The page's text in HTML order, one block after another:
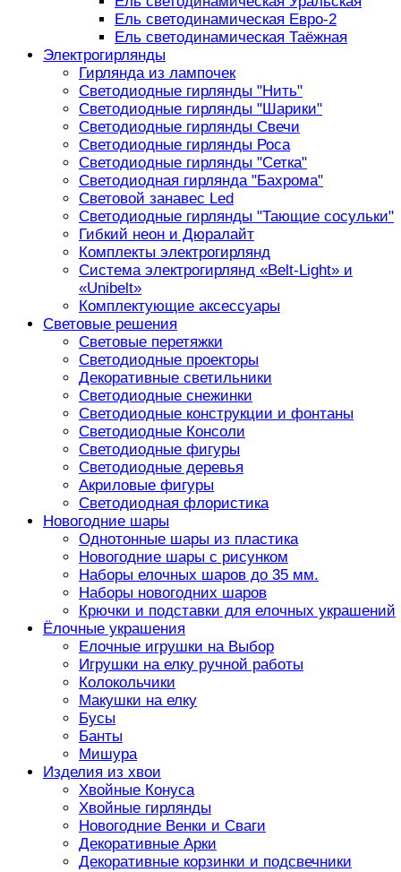
Ель светодинамическая Евро-2
Ель светодинамическая Таёжная
Электрогирлянды
Гирлянда из лампочек
Светодиодные гирлянды "Нить"
Светодиодные гирлянды "Шарики"
Светодиодные гирлянды Свечи
Светодиодные гирлянды Роса
Светодиодные гирлянды "Сетка"
Светодиодная гирлянда "Бахрома"
Световой занавес Led
Светодиодные гирлянды "Тающие сосульки"
Гибкий неон и Дюралайт
Комплекты электрогирлянд
Система электрогирлянд «Belt-Light» и
«Unibelt»
Комплектующие аксессуары
Световые решения
Световые перетяжки
Светодиодные проекторы
Декоративные светильники
Светодиодные снежинки
Светодиодные конструкции и фонтаны
Светодиодные Консоли
Светодиодные фигуры
Светодиодные деревья
Акриловые фигуры
Светодиодная флористика
Новогодние шары
Однотонные шары из пластика
Новогодние шары с рисунком
Наборы елочных шаров до 35 мм.
Наборы новогодних шаров
Крючки и подставки для елочных украшений
Ёлочные украшения
Елочные игрушки на Выбор
Игрушки на елку ручной работы
Колокольчики
Макушки на елку
Бусы
Банты
Мишура
Изделия из хвои
Хвойные Конуса
Хвойные гирлянды
Новогодние Венки и Сваги
Декоративные Арки
Декоративные корзинки и подсвечники